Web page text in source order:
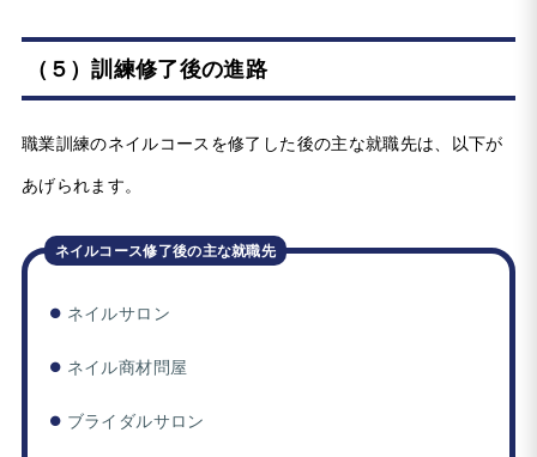
（５）訓練修了後の進路
職業訓練のネイルコースを修了した後の主な就職先は、以下が
あげられます。
ネイルコース修了後の主な就職先
ネイルサロン
ネイル商材問屋
ブライダルサロン